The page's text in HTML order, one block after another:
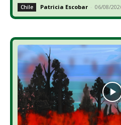
Chile Patricia Escobar - 06/08/